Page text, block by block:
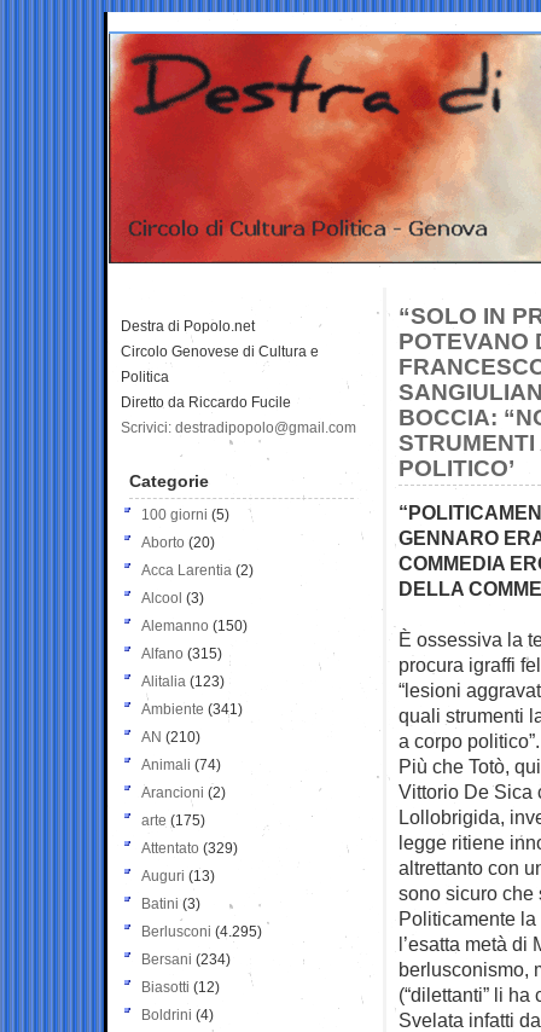
“SOLO IN
POTEVANO
BOCCIA:
POLITICO’
GENNARO
COMMEDIA
DELLA
È ossessiva la
procura igraffi
“lesioni
quali strumenti
a corpo politico”.
Più che Totò,
Vittorio De Sica
Lollobrigida,
legge ritiene
altrettanto con
sono sicuro che
Politicamente
l’esatta metà di
berlusconismo,
(“dilettanti” li
Svelata infatti
Destra di Popolo.net
Circolo Genovese di Cultura e
Politica
Diretto da Riccardo Fucile
Scrivici: destradipopolo@gmail.com
Categorie
100 giorni (5)
Aborto (20)
Acca Larentia (2)
Alcool (3)
Alemanno (150)
Alfano (315)
Alitalia (123)
Ambiente (341)
AN (210)
Animali (74)
Arancioni (2)
arte (175)
Attentato (329)
Auguri (13)
Batini (3)
Berlusconi (4.295)
Bersani (234)
Biasotti (12)
Boldrini (4)